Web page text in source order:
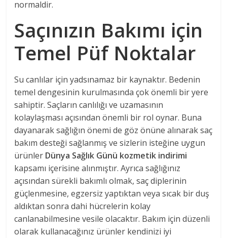
normaldir.
Saçınızın Bakımı için
Temel Püf Noktalar
Su canlılar için yadsınamaz bir kaynaktır. Bedenin
temel dengesinin kurulmasında çok önemli bir yere
sahiptir. Saçların canlılığı ve uzamasının
kolaylaşması açısından önemli bir rol oynar. Buna
dayanarak sağlığın önemi de göz önüne alınarak saç
bakım desteği sağlanmış ve sizlerin isteğine uygun
ürünler Dünya Sağlık Günü kozmetik indirimi
kapsamı içerisine alınmıştır. Ayrıca sağlığınız
açısından sürekli bakımlı olmak, saç diplerinin
güçlenmesine, egzersiz yaptıktan veya sıcak bir duş
aldıktan sonra dahi hücrelerin kolay
canlanabilmesine vesile olacaktır. Bakım için düzenli
olarak kullanacağınız ürünler kendinizi iyi